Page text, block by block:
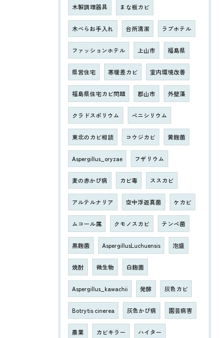
木製調理器具 まな板カビ
木べらお手入れ 台所清潔 ラブホテル
ファッションホテル 上山市 福島県
県営住宅 寒暖差カビ 室内環境改善
福島県住宅カビ問題 郡山市 外壁藻
クラドスポリウム ペニシリウム
東北のカビ相談 コウジカビ 黄麹菌
Aspergillus_oryzae フザリウム
麦の赤かび病 カビ毒 ススカビ
アルテルナリア 空中浮遊真菌 ケカビ
ムコール属 クモノスカビ テンペ菌
黒麹菌 AspergillusLuchuensis 泡盛
焼酎 微生物 白麹菌
Aspergillus_kawachii 発酵 灰色カビ
Botrytis cinerea 灰色かび病 園芸病害
農業 カビキラー ハイター